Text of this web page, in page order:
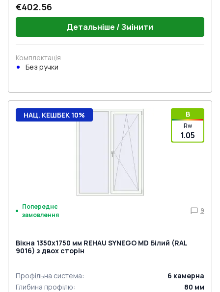
€402.56
Детальніше / Змінити
Комплектація
Без ручки
B
Rw
1.05
НАЦ. КЕШБЕК 10%
Попереднє
замовлення
9
Вікна 1350x1750 мм REHAU SYNEGO MD Білий (RAL
9016) з двох сторін
Профільна система: 6 камерна
Глибина профілю: 80 мм